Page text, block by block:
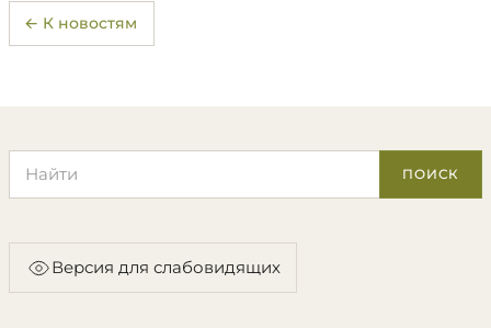
← К новостям
ПОИСК
Версия для слабовидящих